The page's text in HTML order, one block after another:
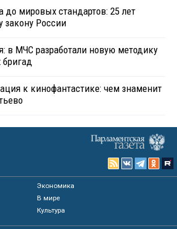
до мировых стандартов: 25 лет
закону России
в МЧС разработали новую методику
к кинофантастике: чем знаменит
Экономика
В мире
Культура